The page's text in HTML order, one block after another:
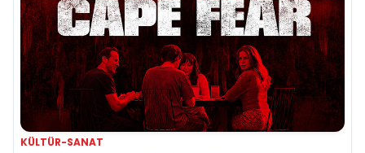
KÜLTÜR-SANAT